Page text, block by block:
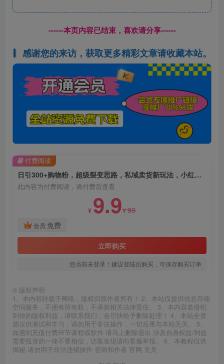
------本页内容已结束，喜欢请分享------
感谢您的来访，获取更多精彩文章请收藏本站。
日引300+购物粉，超级裂变思路，私域卖货新玩法，小红书首选副业【揭秘】
此内容为付费阅读，请付费后查看
¥ 9.9¥99
会员 免费
立即购买
您当前未登录！建议登陆后购买，可保存购买订单
付费阅读
© 版权声明
1、本内容转载于网络，版权归原作者所有！ 2、本站仅提供信息存储
空间服务，不拥有所有权，不承担相关法律责任。 3、本内容若侵犯
到你的版权利益，请联系我们，会尽快给予删除处理！ 4、本站全资
源仅供测试和学习，请勿用于非法操作，一切后果与本站无关。 5、
如遇到充值付费环节课程或软件 请马上删除退出 涉及自身权益/利益
需要投资的一律不要相信，访客发现请向客服举报。 6、本教程仅供
揭秘 请勿用于非法违规操作 否则和作者 官网 无关